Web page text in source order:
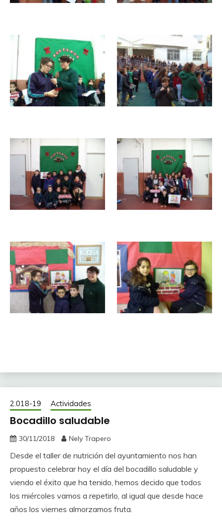
2.018-19 Actividades
Bocadillo saludable
30/11/2018 Nely Trapero
Desde el taller de nutrición del ayuntamiento nos han
propuesto celebrar hoy el día del bocadillo saludable y
viendo el éxito que ha tenido, hemos decido que todos
los miércoles vamos a repetirlo, al igual que desde hace
años los viernes almorzamos fruta.